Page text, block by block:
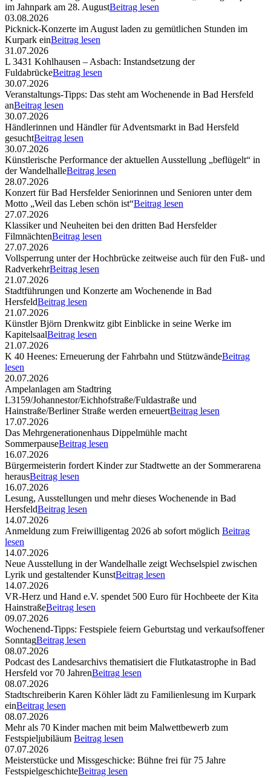
im Jahnpark am 28. AugustBeitrag lesen
03.08.2026
Picknick-Konzerte im August laden zu gemütlichen Stunden im
Kurpark einBeitrag lesen
31.07.2026
L 3431 Kohlhausen – Asbach: Instandsetzung der
FuldabrückeBeitrag lesen
30.07.2026
Veranstaltungs-Tipps: Das steht am Wochenende in Bad Hersfeld
anBeitrag lesen
30.07.2026
Händlerinnen und Händler für Adventsmarkt in Bad Hersfeld
gesuchtBeitrag lesen
30.07.2026
Künstlerische Performance der aktuellen Ausstellung „beflügelt“ in
der WandelhalleBeitrag lesen
28.07.2026
Konzert für Bad Hersfelder Seniorinnen und Senioren unter dem
Motto „Weil das Leben schön ist“Beitrag lesen
27.07.2026
Klassiker und Neuheiten bei den dritten Bad Hersfelder
FilmnächtenBeitrag lesen
27.07.2026
Vollsperrung unter der Hochbrücke zeitweise auch für den Fuß- und
RadverkehrBeitrag lesen
21.07.2026
Stadtführungen und Konzerte am Wochenende in Bad
HersfeldBeitrag lesen
21.07.2026
Künstler Björn Drenkwitz gibt Einblicke in seine Werke im
KapitelsaalBeitrag lesen
21.07.2026
K 40 Heenes: Erneuerung der Fahrbahn und StützwändeBeitrag
lesen
20.07.2026
Ampelanlagen am Stadtring
L3159/Johannestor/Eichhofstraße/Fuldastraße und
Hainstraße/Berliner Straße werden erneuertBeitrag lesen
17.07.2026
Das Mehrgenerationenhaus Dippelmühle macht
SommerpauseBeitrag lesen
16.07.2026
Bürgermeisterin fordert Kinder zur Stadtwette an der Sommerarena
herausBeitrag lesen
16.07.2026
Lesung, Ausstellungen und mehr dieses Wochenende in Bad
HersfeldBeitrag lesen
14.07.2026
Anmeldung zum Freiwilligentag 2026 ab sofort möglich Beitrag
lesen
14.07.2026
Neue Ausstellung in der Wandelhalle zeigt Wechselspiel zwischen
Lyrik und gestaltender KunstBeitrag lesen
14.07.2026
VR-Herz und Hand e.V. spendet 500 Euro für Hochbeete der Kita
HainstraßeBeitrag lesen
09.07.2026
Wochenend-Tipps: Festspiele feiern Geburtstag und verkaufsoffener
SonntagBeitrag lesen
08.07.2026
Podcast des Landesarchivs thematisiert die Flutkatastrophe in Bad
Hersfeld vor 70 JahrenBeitrag lesen
08.07.2026
Stadtschreiberin Karen Köhler lädt zu Familienlesung im Kurpark
einBeitrag lesen
08.07.2026
Mehr als 70 Kinder machen mit beim Malwettbewerb zum
Festspieljubiläum Beitrag lesen
07.07.2026
Meisterstücke und Missgeschicke: Bühne frei für 75 Jahre
FestspielgeschichteBeitrag lesen